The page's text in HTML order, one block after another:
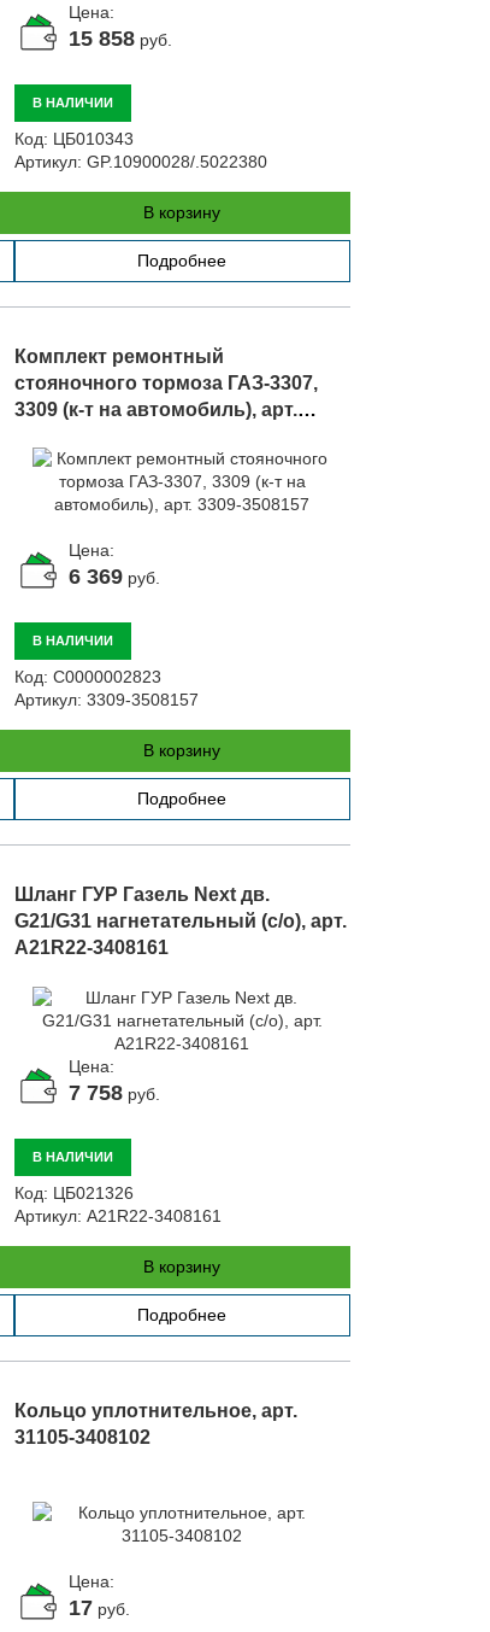
Цена:
15 858руб.
В НАЛИЧИИ
Код: ЦБ010343
Артикул: GP.10900028/.5022380
В корзину
Подробнее
Комплект ремонтный
стояночного тормоза ГАЗ-3307,
3309 (к-т на автомобиль), арт.
Цена:
6 369руб.
В НАЛИЧИИ
Код: С0000002823
Артикул: 3309-3508157
В корзину
Подробнее
Шланг ГУР Газель Next дв.
G21/G31 нагнетательный (с/о), арт.
A21R22-3408161
Цена:
7 758руб.
В НАЛИЧИИ
Код: ЦБ021326
Артикул: A21R22-3408161
В корзину
Подробнее
Кольцо уплотнительное, арт.
31105-3408102
Цена:
17руб.